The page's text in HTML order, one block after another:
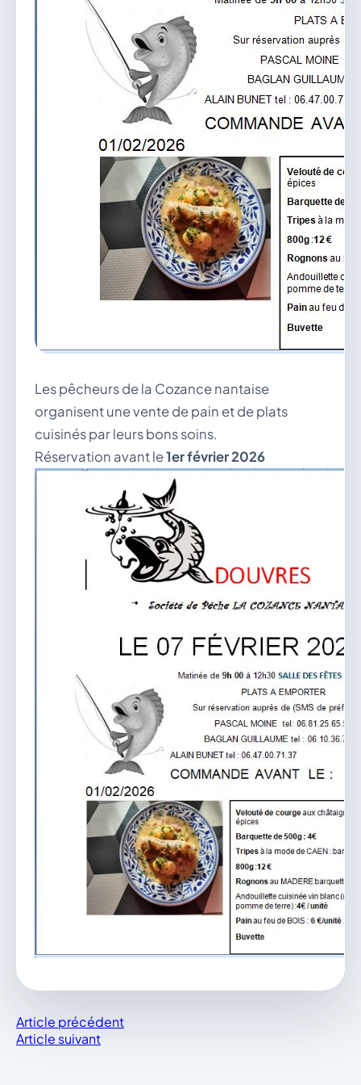
04 74 38 22 78
mairie@douvres.fr
140 Place de la Babillière, 01500 Douvres
Contacter la mairie
Le guichet des associations
publier une annonce
Les pêcheurs de la Cozance nantaise
organisent une vente de pain et de plats
cuisinés par leurs bons soins.
Réservation avant le1er février 2026
Article précédent
Article suivant